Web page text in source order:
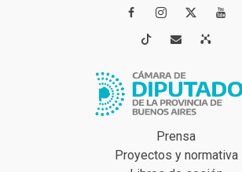
 
 
Prensa
Proyectos y normativa